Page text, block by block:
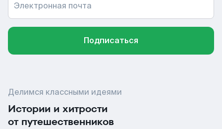
Электронная почта
Подписаться
Делимся классными идеями
Истории и хитрости
от путешественников